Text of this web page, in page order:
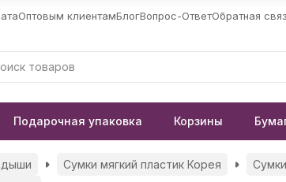
Оптовым клиентамБлогВопрос-ОтветОбратная
Подарочная упаковка Корзины
Сумки мягкий пластик Корея